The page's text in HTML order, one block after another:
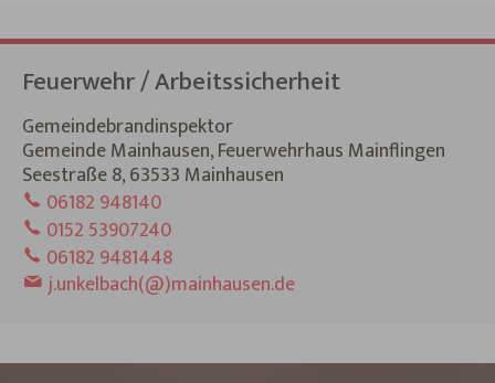
Feuerwehr / Arbeitssicherheit
Gemeindebrandinspektor
Gemeinde Mainhausen, Feuerwehrhaus Mainflingen
Seestraße 8, 63533 Mainhausen
06182 948140
0152 53907240
06182 9481448
j.unkelbach(@)mainhausen.de